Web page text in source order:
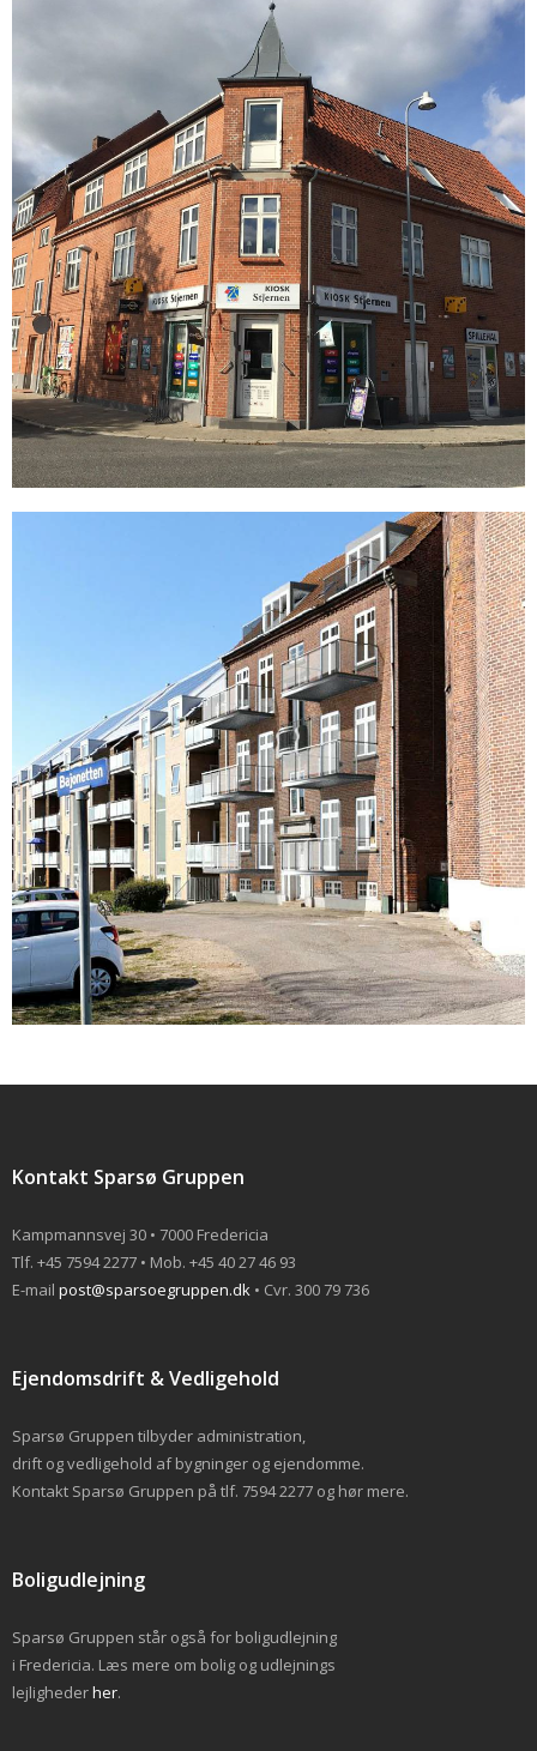
Gennemgående facadeløft
Opstart af byfornyelse i Fredericia
READ MORE
Kontakt Sparsø Gruppen
Kampmannsvej 30 • 7000 Fredericia
Tlf. +45 7594 2277 • Mob. +45 40 27 46 93
E-mail post@sparsoegruppen.dk • Cvr. 300 79 736
Ejendomsdrift & Vedligehold
Sparsø Gruppen tilbyder administration,
drift og vedligehold af bygninger og ejendomme.
Kontakt Sparsø Gruppen på tlf. 7594 2277 og hør mere.
Boligudlejning
Sparsø Gruppen står også for boligudlejning
i Fredericia. Læs mere om bolig og udlejnings
lejlighederher.